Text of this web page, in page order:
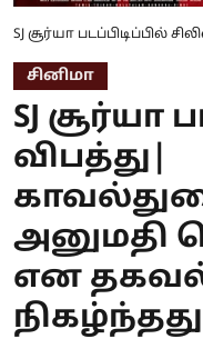
SJ சூர்யா படப்பிடிப்பில்
சினிமா
SJ சூர்யா
விபத்து|
அனுமதி
என
நிகழ்ந்தது